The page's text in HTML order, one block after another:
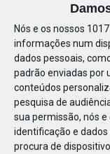
Nós e os nossos 1017
informações num
dados pessoais,
padrão enviadas por
conteúdos
pesquisa de
sua permissão, nós
identificação e
procura de